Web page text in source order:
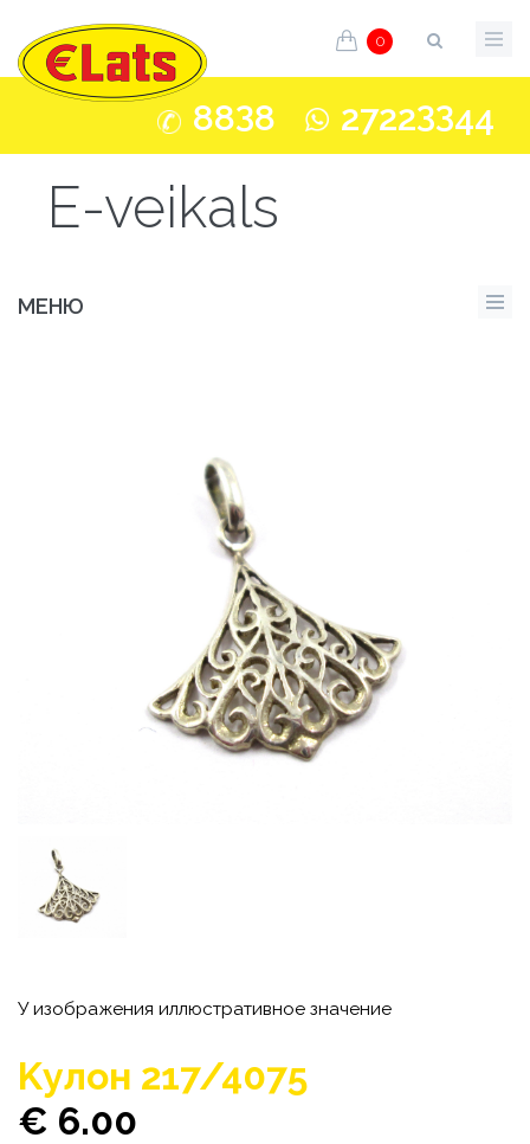
0
8838 27223344
E-veikals
МЕНЮ
У изображения иллюстративное значение
Kулон 217/4075
€ 6.00